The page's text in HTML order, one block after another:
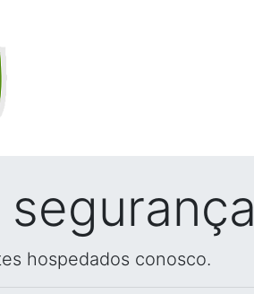
hospedados conosco.